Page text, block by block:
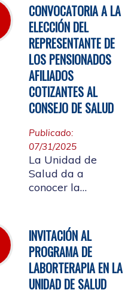
CONVOCATORIA A LA
ELECCIÓN DEL
REPRESENTANTE DE
LOS PENSIONADOS
AFILIADOS
COTIZANTES AL
CONSEJO DE SALUD
Publicado:
07/31/2025
La Unidad de
Salud da a
conocer la
julio de 2025 Por
la cual se convoca
a la elección del
Representante de
los Pensionados
INVITACIÓN AL
PROGRAMA DE
LABORTERAPIA EN LA
UNIDAD DE SALUD